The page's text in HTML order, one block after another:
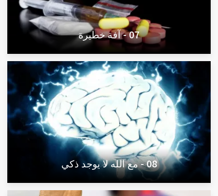
07 - آفة خطيرة
08 - مع الله لا يوجد ذكي